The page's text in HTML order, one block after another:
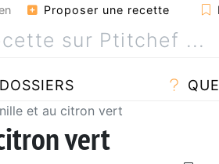
Proposer une recette
DOSSIERS
et au citron vert
vert